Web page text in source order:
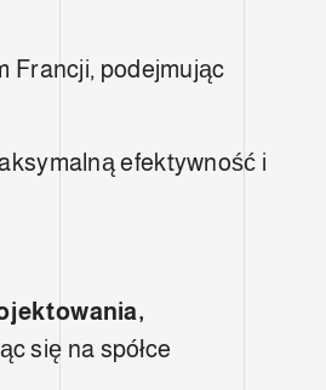
Francji, podejmując
efektywność i
się na spółce